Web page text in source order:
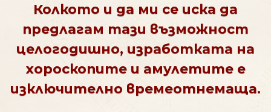
Колкото и да ми се иска да
предлагам тази възможност
целогодишно, изработката на
хороскопите и амулетите е
изключително времеотнемаща.